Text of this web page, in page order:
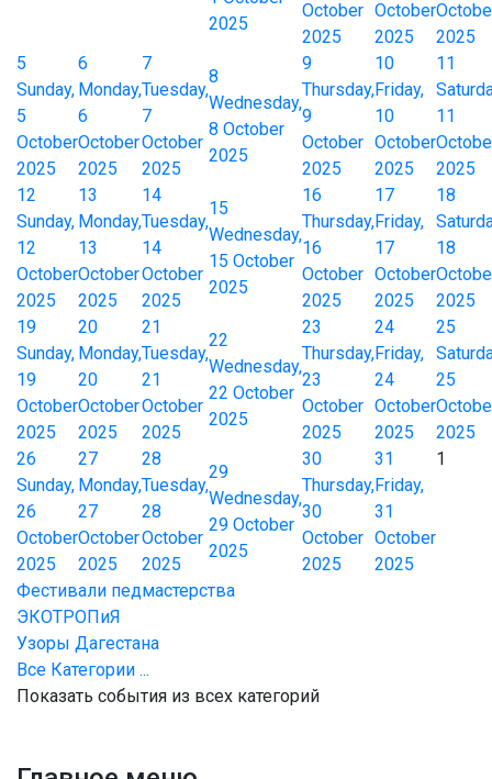
2025
October
2025
October
2025
2025
5
Sunday,
5
October
2025
6
Monday,
6
October
2025
7
Tuesday,
7
October
2025
8
Wednesday,
8 October
2025
9
Thursday,
9
October
2025
10
Friday,
10
October
2025
11
11
2025
12
Sunday,
12
October
2025
13
Monday,
13
October
2025
14
Tuesday,
14
October
2025
15
Wednesday,
15 October
2025
16
Thursday,
16
October
2025
17
Friday,
17
October
2025
18
18
2025
19
Sunday,
19
October
2025
20
Monday,
20
October
2025
21
Tuesday,
21
October
2025
22
Wednesday,
22 October
2025
23
Thursday,
23
October
2025
24
Friday,
24
October
2025
25
25
2025
26
Sunday,
26
October
2025
27
Monday,
27
October
2025
28
Tuesday,
28
October
2025
29
Wednesday,
29 October
2025
30
Thursday,
30
October
2025
31
Friday,
31
October
2025
1
Фестивали педмастерства
ЭКОТРОПиЯ
Узоры Дагестана
Все Категории ...
Показать события из всех категорий